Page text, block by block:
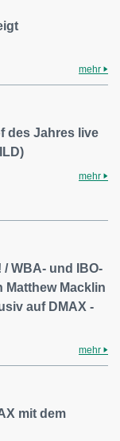
mehr
des Jahres live
mehr
WBA- und IBO-
Matthew Macklin
auf DMAX -
mehr
mit dem